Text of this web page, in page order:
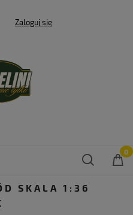
Zaloguj się
SKALA 1:36